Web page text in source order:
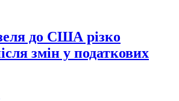
до США різко
змін у податкових